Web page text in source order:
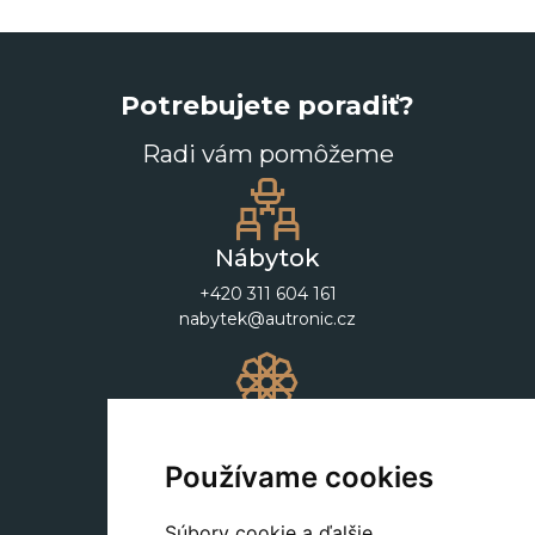
Používame cookies
Potrebujete poradiť?
Radi vám pomôžeme
Nábytok
+420 311 604 161
nabytek@autronic.cz
+420 311 604 182
dekorace@autronic.cz